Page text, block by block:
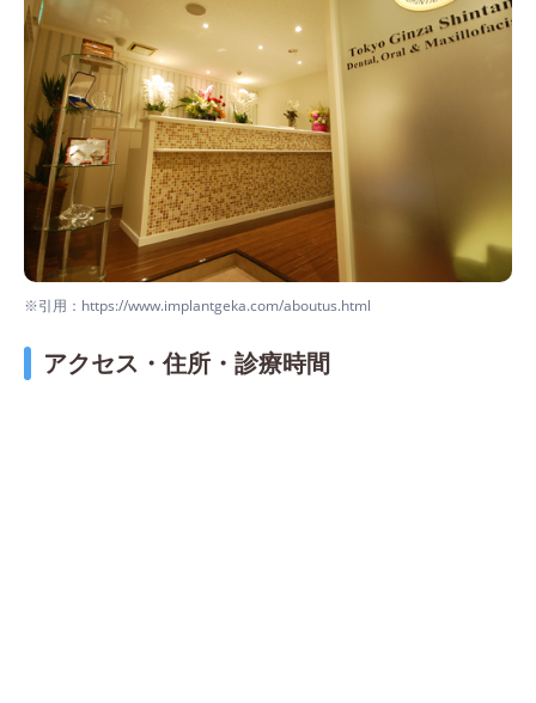
※引用：https://www.implantgeka.com/aboutus.html
アクセス・住所・診療時間